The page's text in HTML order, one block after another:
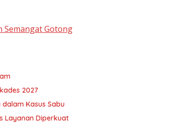
Semangat Gotong
2027
Kasus Sabu
Layanan Diperkuat